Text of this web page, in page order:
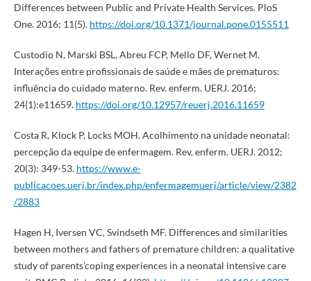
Differences between Public and Private Health Services. PloS
One. 2016; 11(5). https://doi.org/10.1371/journal.pone.0155511
Custodio N, Marski BSL, Abreu FCP, Mello DF, Wernet M.
Interações entre profissionais de saúde e mães de prematuros:
influência do cuidado materno. Rev. enferm. UERJ. 2016;
24(1):e11659. https://doi.org/10.12957/reuerj.2016.11659
Costa R, Klock P, Locks MOH. Acolhimento na unidade neonatal:
percepção da equipe de enfermagem. Rev. enferm. UERJ. 2012;
20(3): 349-53. https://www.e-
publicacoes.uerj.br/index.php/enfermagemuerj/article/view/2382
/2883
Hagen H, Iversen VC, Svindseth MF. Differences and similarities
between mothers and fathers of premature children: a qualitative
study of parents’coping experiences in a neonatal intensive care